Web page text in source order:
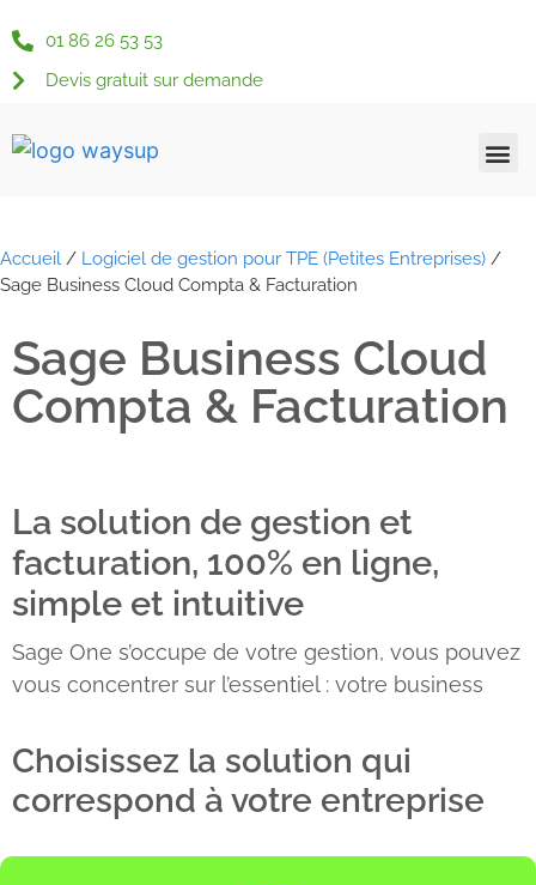
01 86 26 53 53
Devis gratuit sur demande
Accueil / Logiciel de gestion pour TPE (Petites Entreprises) /
Sage Business Cloud Compta & Facturation
Sage Business Cloud
Compta & Facturation
La solution de gestion et
facturation, 100% en ligne,
simple et intuitive
Sage One s’occupe de votre gestion, vous pouvez
vous concentrer sur l’essentiel : votre business
Choisissez la solution qui
correspond à votre entreprise